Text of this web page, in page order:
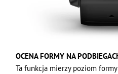
OCENA FORMY NA
Ta funkcja mierzy poziom